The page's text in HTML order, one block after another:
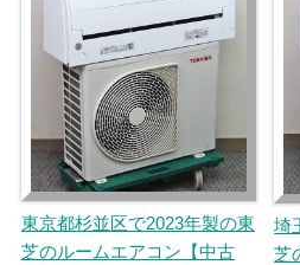
東京都杉並区で2023年製の東
芝のルームエアコン【中古
埼
芝